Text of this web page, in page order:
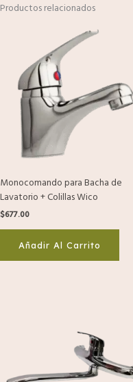
Productos relacionados
Monocomando para Bacha de
Lavatorio + Colillas Wico
$677.00
Añadir Al Carrito